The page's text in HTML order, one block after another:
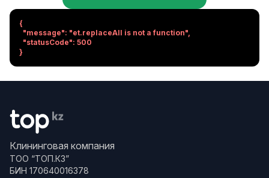
{
}
Клининговая компания
ТОО “ТОП.КЗ”
БИН 170640016378